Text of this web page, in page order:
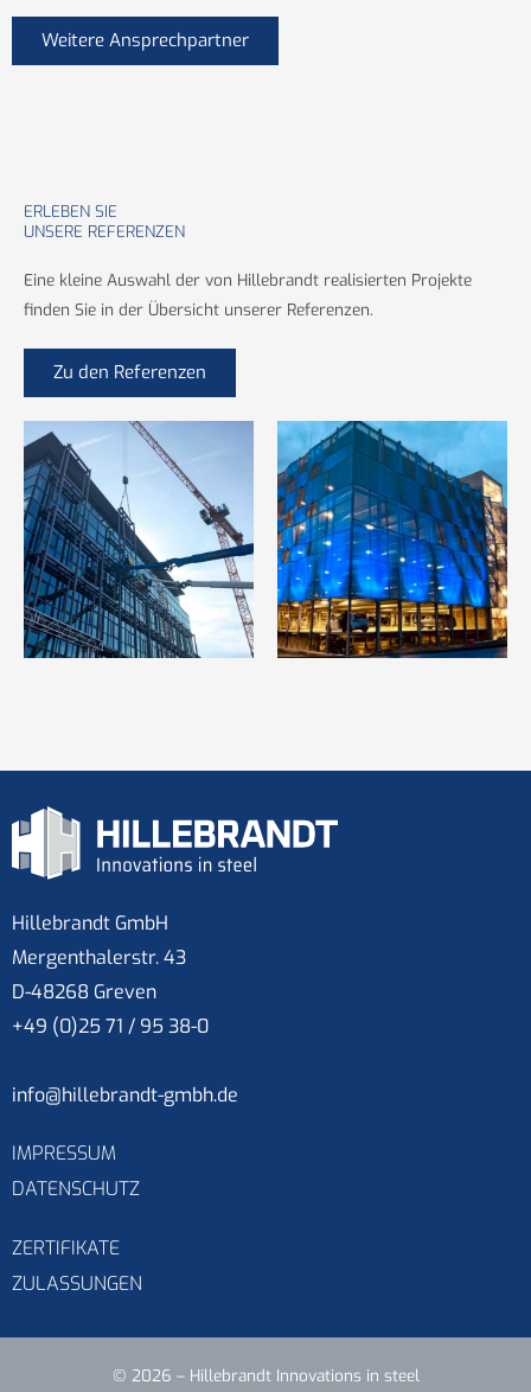
Weitere Ansprechpartner
ERLEBEN SIE
UNSERE REFERENZEN
Eine kleine Auswahl der von Hillebrandt realisierten Projekte
finden Sie in der Übersicht unserer Referenzen.
Zu den Referenzen
Hillebrandt GmbH
Mergenthalerstr. 43
D-48268 Greven
+49 (0)25 71 / 95 38-0
info@hillebrandt-gmbh.de
IMPRESSUM
DATENSCHUTZ
ZERTIFIKATE
ZULASSUNGEN
© 2026 – Hillebrandt Innovations in steel